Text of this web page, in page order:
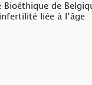
de
liée à l’âge